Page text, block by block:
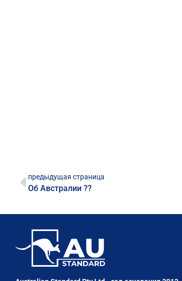
предыдущая страница
Об Австралии ??